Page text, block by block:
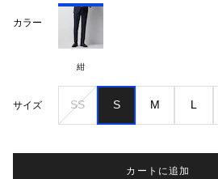
カラー
紺
サイズ SS S M L
カートに追加